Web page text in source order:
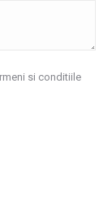
si conditiile